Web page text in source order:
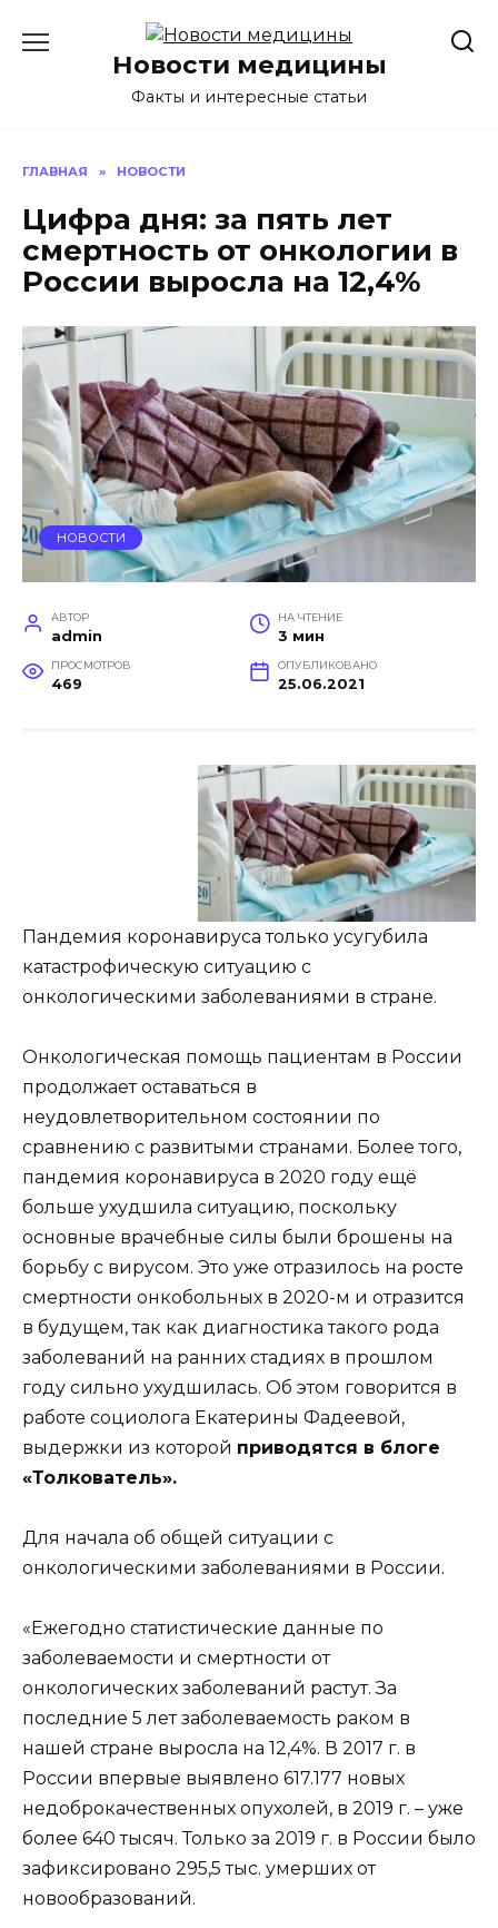
содержаниюНовости медицины
Факты и интересные статьи
ГЛАВНАЯ » НОВОСТИ
Цифра дня: за пять лет
смертность от онкологии в
России выросла на 12,4%
НОВОСТИ
АВТОР
admin
НА ЧТЕНИЕ
3 мин
ПРОСМОТРОВ
469
ОПУБЛИКОВАНО
25.06.2021
Пандемия коронавируса только усугубила
катастрофическую ситуацию с
онкологическими заболеваниями в стране.
Онкологическая помощь пациентам в России
продолжает оставаться в
неудовлетворительном состоянии по
сравнению с развитыми странами. Более того,
пандемия коронавируса в 2020 году ещё
больше ухудшила ситуацию, поскольку
основные врачебные силы были брошены на
борьбу с вирусом. Это уже отразилось на росте
смертности онкобольных в 2020-м и отразится
в будущем, так как диагностика такого рода
заболеваний на ранних стадиях в прошлом
году сильно ухудшилась. Об этом говорится в
работе социолога Екатерины Фадеевой,
выдержки из которой приводятся в блоге
«Толкователь».
Для начала об общей ситуации с
онкологическими заболеваниями в России.
«Ежегодно статистические данные по
заболеваемости и смертности от
онкологических заболеваний растут. За
последние 5 лет заболеваемость раком в
нашей стране выросла на 12,4%. В 2017 г. в
России впервые выявлено 617.177 новых
недоброкачественных опухолей, в 2019 г. – уже
более 640 тысяч. Только за 2019 г. в России было
зафиксировано 295,5 тыс. умерших от
новообразований.